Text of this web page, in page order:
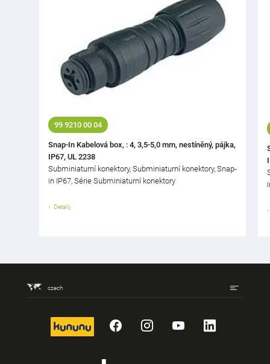
99 9210 00 04
Snap-In Kabelová box, : 4, 3,5-5,0 mm, nestíněný, pájka,
IP67, UL 2238
Subminiaturní konektory, Subminiaturní konektory, Snap-
in IP67, Série Subminiaturní konektory
Detaily
czech
kununu FacebookInstagram
YouTubeLinkedIn